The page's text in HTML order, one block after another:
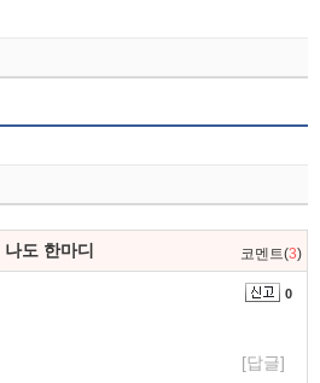
나도 한마디 코멘트(3)
0
[답글]